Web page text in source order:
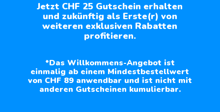
Jetzt CHF 25 Gutschein erhalten
und zukünftig als Erste(r) von
weiteren exklusiven Rabatten
profitieren.
*Das Willkommens-Angebot ist
einmalig ab einem Mindestbestellwert
von CHF 89 anwendbar und ist nicht mit
anderen Gutscheinen kumulierbar.